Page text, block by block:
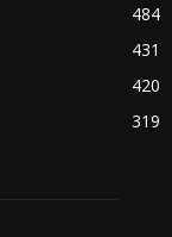
484
431
420
319